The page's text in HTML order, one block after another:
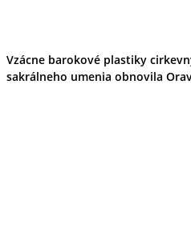
Hrady
Podujatia
Vzácne barokové plastiky
sakrálneho umenia obnovila